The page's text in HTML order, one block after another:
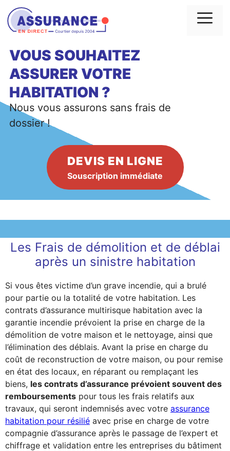
Aller
au
contenu
VOUS SOUHAITEZ
ASSURER VOTRE
HABITATION ?
Nous vous assurons sans frais de
dossier !
DEVIS EN LIGNE
Souscription immédiate
Les Frais de démolition et de déblai
après un sinistre habitation
Si vous êtes victime d’un grave incendie, qui a brulé
pour partie ou la totalité de votre habitation. Les
contrats d’assurance multirisque habitation avec la
garantie incendie prévoient la prise en charge de la
démolition de votre maison et le nettoyage, ainsi que
l’élimination des déblais. Avant la prise en charge du
coût de reconstruction de votre maison, ou pour remise
en état des locaux, en réparant ou remplaçant les
biens, les contrats d’assurance prévoient souvent des
remboursements pour tous les frais relatifs aux
travaux, qui seront indemnisés avec votre assurance
habitation pour résilié avec prise en charge de votre
compagnie d’assurance après le passage de l’expert et
chiffrage et validation entre les entreprises du bâtiment